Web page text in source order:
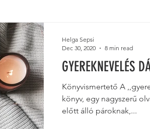
GYEREKNEVELÉS
Könyvismertető A
könyv, egy nagyszerű
előtt álló pároknak,...
Helga Sepsi
Dec 30, 2020
8 min read